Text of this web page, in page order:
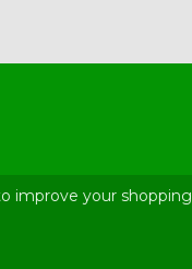
improve your shopping